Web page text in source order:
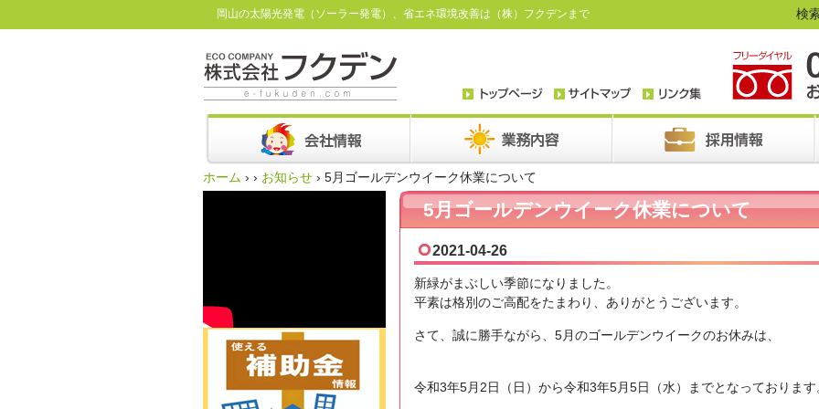
岡山の太陽光発電（ソーラー発電）、省エネ環境改善は（株）フクデンまで 検
ホーム › › お知らせ › 5月ゴールデンウイーク休業について
5月ゴールデンウイーク休業について
2021-04-26
新緑がまぶしい季節になりました。
平素は格別のご高配をたまわり、ありがとうございます。
さて、誠に勝手ながら、5月のゴールデンウイークのお休みは、
令和3年5月2日（日）から令和3年5月5日（水）までとなっております